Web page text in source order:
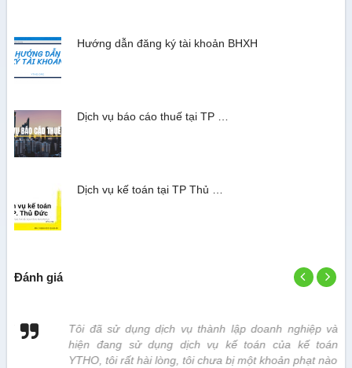
Hướng dẫn đăng ký tài khoản BHXH
Dịch vụ báo cáo thuế tại TP …
Dịch vụ kế toán tại TP Thủ …
Đánh giá
Tôi đã sử dụng dịch vụ thành lập doanh nghiệp và
hiện đang sử dụng dịch vụ kế toán của kế toán
YTHO, tôi rất hài lòng, tôi chưa bị một khoản phạt nào